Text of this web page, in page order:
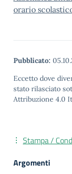
orario
Pubblicato:
Eccetto dove
stato rilasciato
Attribuzione 4.0
Stampa /
Argomenti